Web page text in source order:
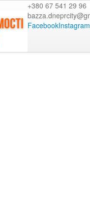
+380 67 541 29 96
FacebookInstagram